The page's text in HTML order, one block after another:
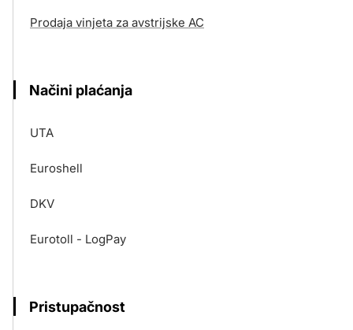
Prodaja vinjeta za avstrijske AC
Načini plaćanja
UTA
Euroshell
DKV
Eurotoll - LogPay
Pristupačnost